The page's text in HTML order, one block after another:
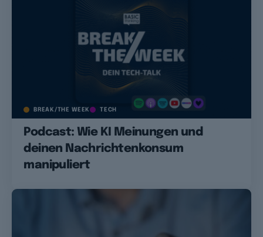
BREAK/THE WEEK TECH
Podcast: Wie KI Meinungen und
deinen Nachrichtenkonsum
manipuliert